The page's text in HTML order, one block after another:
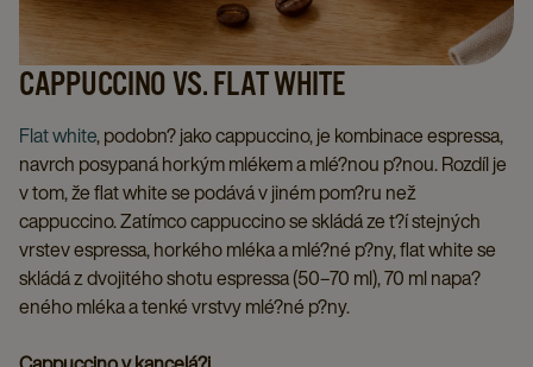
CAPPUCCINO VS. FLAT WHITE
Flat white, podobn? jako cappuccino, je kombinace espressa,
navrch posypaná horkým mlékem a mlé?nou p?nou. Rozdíl je
v tom, že flat white se podává v jiném pom?ru než
cappuccino. Zatímco cappuccino se skládá ze t?í stejných
vrstev espressa, horkého mléka a mlé?né p?ny, flat white se
skládá z dvojitého shotu espressa (50–70 ml), 70 ml napa?
eného mléka a tenké vrstvy mlé?né p?ny.